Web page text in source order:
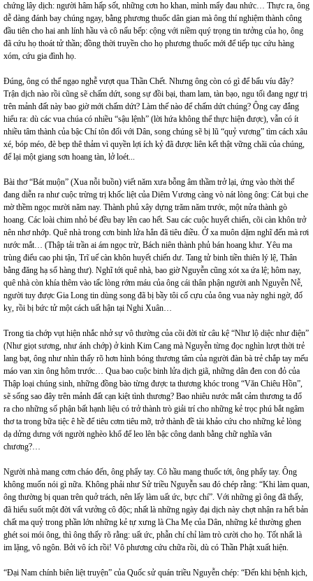
chứng lây dịch: người hâm hấp sốt, những cơn ho khan, mình mẩy đau nhức… Thực ra, ông
dễ dàng đánh bay chúng ngay, bằng phương thuốc dân gian mà ông thí nghiệm thành công
đầu tiên cho hai anh lính hầu và cô nấu bếp: cộng với niềm quý trọng tin tưởng của họ, ông
đã cứu họ thoát tử thần; đồng thời truyền cho họ phương thuốc mới để tiếp tục cứu hàng
xóm, cứu gia đình họ.
Đúng, ông có thể ngạo nghễ vượt qua Thần Chết. Nhưng ông còn có gì để bấu víu đây?
Trận dịch nào rồi cũng sẽ chấm dứt, song sự đồi bại, tham lam, tàn bạo, ngu tối đang ngự trị
trên mảnh đất này bao giờ mới chấm dứt? Làm thế nào để chấm dứt chúng? Ông cay đắng
hiểu ra: dù các vua chúa có nhiều “sậu lệnh” (lời hứa không thể thực hiện được), vẫn có ít
nhiều tâm thành của bậc Chí tôn đối với Dân, song chúng sẽ bị lũ “quỷ vương” tìm cách xâu
xé, bóp méo, đè bẹp thê thảm vì quyền lợi ích kỷ đã được liên kết thật vững chãi của chúng,
để lại một giang sơn hoang tàn, lở loét...
Bài thơ “Bát muộn” (Xua nỗi buồn) viết năm xưa bỗng âm thầm trở lại, ứng vào thời thế
đang diễn ra như cuộc trừng trị khốc liệt của Diêm Vương càng vò nát lòng ông: Cát bụi che
mờ thềm ngọc mười năm nay. Thành phủ xây dựng trăm năm trước, một nửa thành gò
hoang. Các loài chim nhỏ bé đều bay lên cao hết. Sau các cuộc huyết chiến, cõi càn khôn trở
nên nhơ nhớp. Quê nhà trong cơn binh lửa hẳn đã tiêu điều. Ở xa muôn dặm nghĩ đến mà rơi
nước mắt… (Thập tải trần ai ám ngọc trừ, Bách niên thành phủ bán hoang khư. Yêu ma
trùng điểu cao phi tận, Trĩ uế càn khôn huyết chiến dư. Tang tử binh tiền thiên lý lệ, Thân
bằng đăng hạ sổ hàng thư). Nghĩ tới quê nhà, bao giờ Nguyễn cũng xót xa ứa lệ; hôm nay,
quê nhà còn khía thêm vào tấc lòng rớm máu của ông cái thân phận người anh Nguyễn Nễ,
người tuy được Gia Long tin dùng song đã bị bầy tôi cố cựu của ông vua này nghi ngờ, đố
kỵ, rồi bị bức tử một cách uất hận tại Nghi Xuân…
Trong tia chớp vụt hiện nhắc nhở sự vô thường của cõi đời từ câu kệ “Như lộ diệc như điện”
(Như giọt sương, như ánh chớp) ở kinh Kim Cang mà Nguyễn từng đọc nghìn lượt thời trẻ
lang bạt, ông như nhìn thấy rõ hơn hình bóng thương tâm của người đàn bà trẻ chắp tay mếu
máo van xin ông hôm trước… Qua bao cuộc binh lửa dịch giã, những dân đen con đỏ của
Thập loại chúng sinh, những đồng bào từng được ta thương khóc trong “Văn Chiêu Hồn”,
sẽ sống sao đây trên mảnh đất cạn kiệt tình thương? Bao nhiêu nước mắt cảm thương ta đổ
ra cho những số phận bất hạnh liệu có trở thành trò giải trí cho những kẻ trọc phú bắt ngâm
thơ ta trong bữa tiệc ê hề để tiêu cơm tiêu mỡ, trở thành đề tài khảo cứu cho những kẻ lòng
dạ dửng dưng với người nghèo khổ để leo lên bậc công danh bằng chữ nghĩa văn
chương?…
Người nhà mang cơm cháo đến, ông phẩy tay. Cô hầu mang thuốc tới, ông phẩy tay. Ông
không muốn nói gì nữa. Không phải như Sử triều Nguyễn sau đó chép rằng: “Khi làm quan,
ông thường bị quan trên quở trách, nên lấy làm uất ức, bực chí”. Với những gì ông đã thấy,
đã hiểu suốt một đời vất vưởng cô độc; nhất là những ngày đại dịch này chợt nhận ra hết bản
chất ma quỷ trong phần lớn những kẻ tự xưng là Cha Mẹ của Dân, những kẻ thường ghen
ghét soi mói ông, thì ông thấy rõ rằng: uất ức, phẫn chí chỉ làm trò cười cho họ. Tốt nhất là
im lặng, vô ngôn. Bởi vô ích rồi! Vô phương cứu chữa rồi, dù có Thần Phật xuất hiện.
“Đại Nam chính biên liệt truyện” của Quốc sử quán triều Nguyễn chép: “Đến khi bệnh kịch,